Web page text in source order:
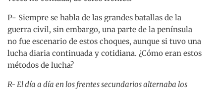
P- Siempre se habla de las grandes batallas de la
guerra civil, sin embargo, una parte de la península
no fue escenario de estos choques, aunque si tuvo una
lucha diaria continuada y cotidiana. ¿Cómo eran estos
métodos de lucha?
R- El día a día en los frentes secundarios alternaba los